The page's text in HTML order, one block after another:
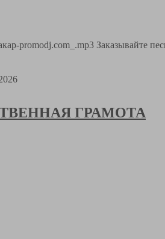
promodj.com_.mp3 Заказывайте
ГРАМОТА